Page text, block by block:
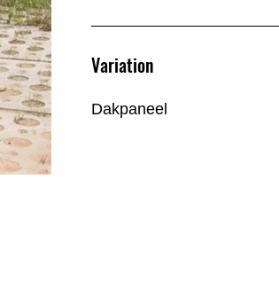
Variation
Dakpaneel